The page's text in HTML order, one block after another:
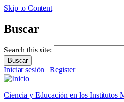
Skip to Content
Buscar
Search this site:
Iniciar sesión | Register
Ciencia y Educación en los Institutos